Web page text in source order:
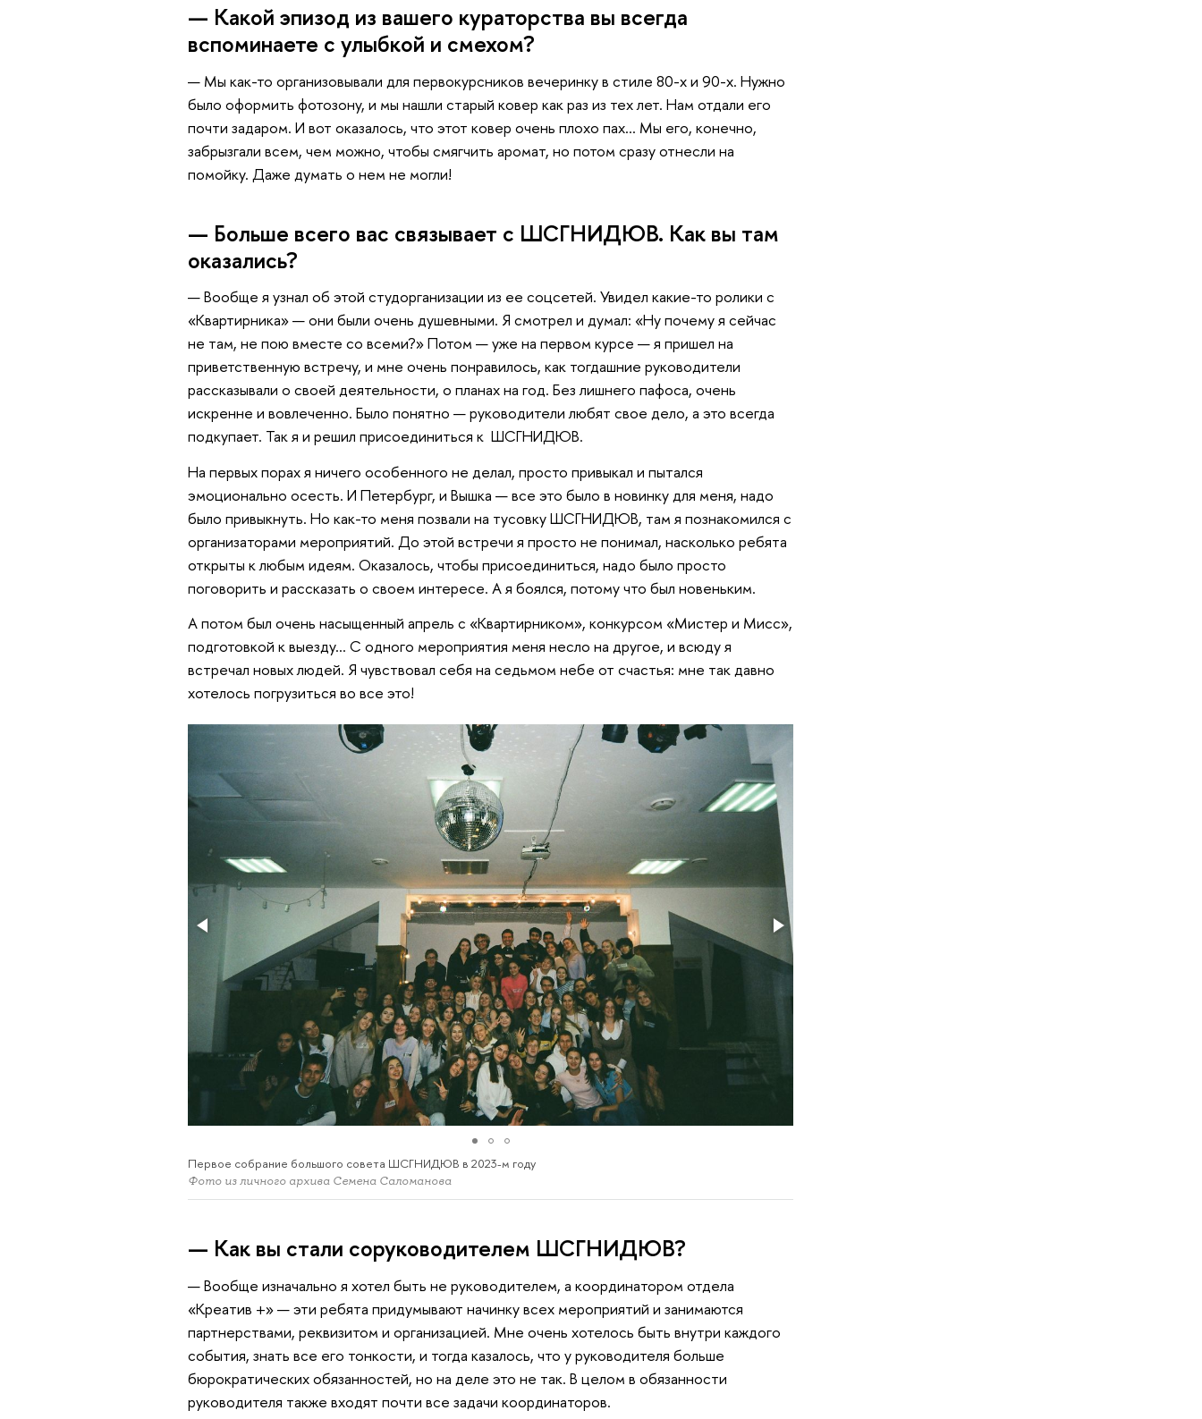
— Какой эпизод из вашего кураторства вы всегда
вспоминаете с улыбкой и смехом?
— Мы как-то организовывали для первокурсников вечеринку в стиле 80-х и 90-х. Нужно
было оформить фотозону, и мы нашли старый ковер как раз из тех лет. Нам отдали его
почти задаром. И вот оказалось, что этот ковер очень плохо пах… Мы его, конечно,
забрызгали всем, чем можно, чтобы смягчить аромат, но потом сразу отнесли на
помойку. Даже думать о нем не могли!
— Больше всего вас связывает с ШСГНИДЮВ. Как вы там
оказались?
— Вообще я узнал об этой студорганизации из ее соцсетей. Увидел какие-то ролики с
«Квартирника» — они были очень душевными. Я смотрел и думал: «Ну почему я сейчас
не там, не пою вместе со всеми?» Потом — уже на первом курсе — я пришел на
приветственную встречу, и мне очень понравилось, как тогдашние руководители
рассказывали о своей деятельности, о планах на год. Без лишнего пафоса, очень
искренне и вовлеченно. Было понятно — руководители любят свое дело, а это всегда
подкупает. Так я и решил присоединиться к ШСГНИДЮВ.
На первых порах я ничего особенного не делал, просто привыкал и пытался
эмоционально осесть. И Петербург, и Вышка — все это было в новинку для меня, надо
было привыкнуть. Но как-то меня позвали на тусовку ШСГНИДЮВ, там я познакомился с
организаторами мероприятий. До этой встречи я просто не понимал, насколько ребята
открыты к любым идеям. Оказалось, чтобы присоединиться, надо было просто
поговорить и рассказать о своем интересе. А я боялся, потому что был новеньким.
А потом был очень насыщенный апрель с «Квартирником», конкурсом «Мистер и Мисс»,
подготовкой к выезду… С одного мероприятия меня несло на другое, и всюду я
встречал новых людей. Я чувствовал себя на седьмом небе от счастья: мне так давно
хотелось погрузиться во все это!
Первое собрание большого совета ШСГНИДЮВ в 2023-м году
Фото из личного архива Семена Саломанова
— Как вы стали соруководителем ШСГНИДЮВ?
— Вообще изначально я хотел быть не руководителем, а координатором отдела
«Креатив +» — эти ребята придумывают начинку всех мероприятий и занимаются
партнерствами, реквизитом и организацией. Мне очень хотелось быть внутри каждого
события, знать все его тонкости, и тогда казалось, что у руководителя больше
бюрократических обязанностей, но на деле это не так. В целом в обязанности
руководителя также входят почти все задачи координаторов.